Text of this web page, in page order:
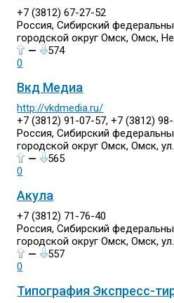
+7 (3812) 67-27-52
Россия, Сибирский
городской округ Омск, Омск,
—
574
0
Вкд Медиа
http://vkdmedia.ru/
+7 (3812) 91-07-57, +7 (3812)
Россия, Сибирский
городской округ Омск, Омск,
—
565
0
Акула
+7 (3812) 71-76-40
Россия, Сибирский
городской округ Омск, Омск,
—
557
0
Типография Экспресс-